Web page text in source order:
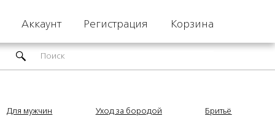
Аккаунт Регистрация Корзина
Для мужчин Уход за бородой Бритьё